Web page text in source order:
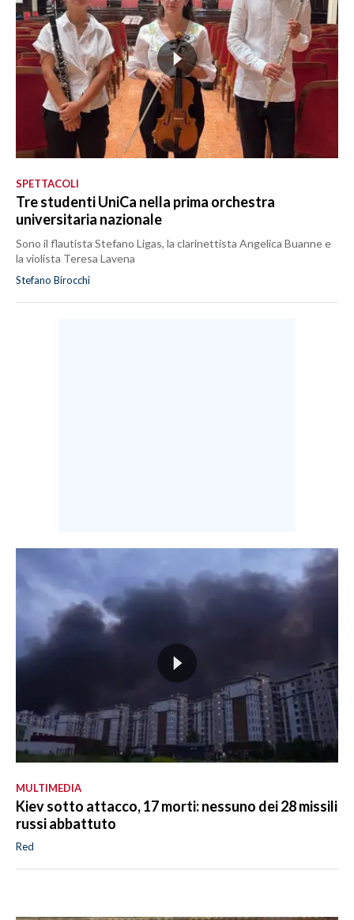
SPETTACOLI
Tre studenti UniCa nella prima orchestra
universitaria nazionale
Sono il flautista Stefano Ligas, la clarinettista Angelica Buanne e
la violista Teresa Lavena
Stefano Birocchi
MULTIMEDIA
Kiev sotto attacco, 17 morti: nessuno dei 28 missili
russi abbattuto
Red